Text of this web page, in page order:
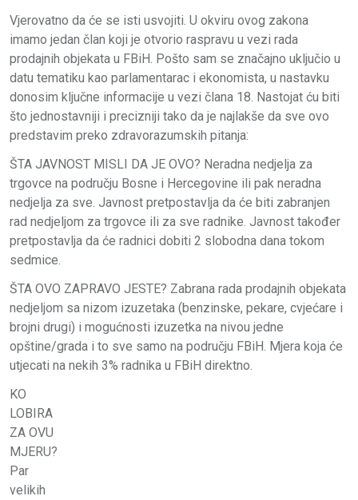
Vjerovatno da će se isti usvojiti. U okviru ovog zakona
imamo jedan član koji je otvorio raspravu u vezi rada
prodajnih objekata u FBiH. Pošto sam se značajno uključio u
datu tematiku kao parlamentarac i ekonomista, u nastavku
donosim ključne informacije u vezi člana 18. Nastojat ću biti
što jednostavniji i precizniji tako da je najlakše da sve ovo
predstavim preko zdravorazumskih pitanja:
ŠTA JAVNOST MISLI DA JE OVO? Neradna nedjelja za
trgovce na području Bosne i Hercegovine ili pak neradna
nedjelja za sve. Javnost pretpostavlja da će biti zabranjen
rad nedjeljom za trgovce ili za sve radnike. Javnost također
pretpostavlja da će radnici dobiti 2 slobodna dana tokom
sedmice.
ŠTA OVO ZAPRAVO JESTE? Zabrana rada prodajnih objekata
nedjeljom sa nizom izuzetaka (benzinske, pekare, cvjećare i
brojni drugi) i mogućnosti izuzetka na nivou jedne
opštine/grada i to sve samo na području FBiH. Mjera koja će
utjecati na nekih 3% radnika u FBiH direktno.
KO
LOBIRA
ZA OVU
MJERU?
Par
velikih